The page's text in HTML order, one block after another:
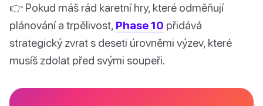
👉 Pokud máš rád karetní hry, které odměňují
plánování a trpělivost, Phase 10 přidává
strategický zvrat s deseti úrovněmi výzev, které
musíš zdolat před svými soupeři.